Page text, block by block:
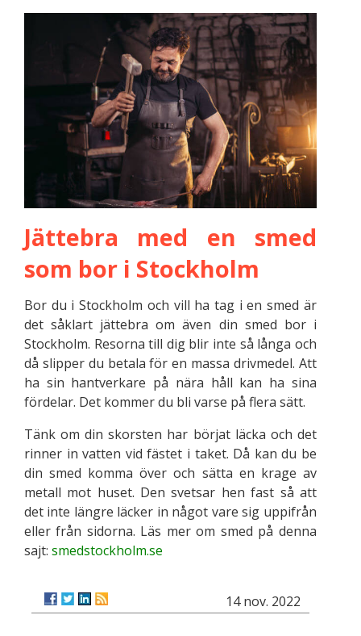
Jättebra med en smed
som bor i Stockholm
Bor du i Stockholm och vill ha tag i en smed är
det såklart jättebra om även din smed bor i
Stockholm. Resorna till dig blir inte så långa och
då slipper du betala för en massa drivmedel. Att
ha sin hantverkare på nära håll kan ha sina
fördelar. Det kommer du bli varse på flera sätt.
Tänk om din skorsten har börjat läcka och det
rinner in vatten vid fästet i taket. Då kan du be
din smed komma över och sätta en krage av
metall mot huset. Den svetsar hen fast så att
det inte längre läcker in något vare sig uppifrån
eller från sidorna. Läs mer om smed på denna
sajt: smedstockholm.se
14 nov. 2022